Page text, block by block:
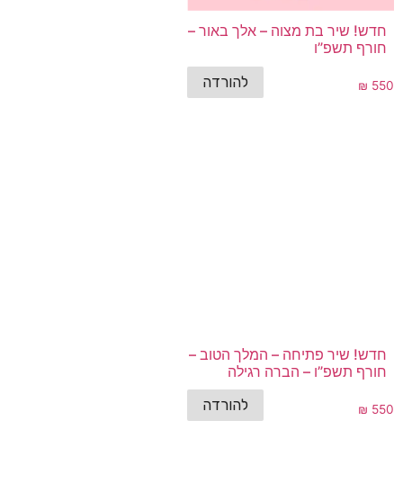
להורדה
חדש! שיר בת מצוה – אלך באור –
חורף תשפ”ו
₪ 550
להורדה
חדש! שיר פתיחה – המלך הטוב –
חורף תשפ”ו – הברה רגילה
₪ 550